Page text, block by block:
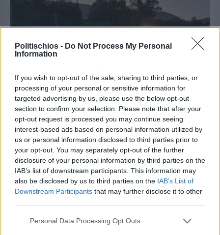
Politischios - Do Not Process My Personal
Information
If you wish to opt-out of the sale, sharing to third parties, or
processing of your personal or sensitive information for
targeted advertising by us, please use the below opt-out
section to confirm your selection. Please note that after your
opt-out request is processed you may continue seeing
interest-based ads based on personal information utilized by
us or personal information disclosed to third parties prior to
your opt-out. You may separately opt-out of the further
disclosure of your personal information by third parties on the
IAB’s list of downstream participants. This information may
also be disclosed by us to third parties on the IAB’s List of
Downstream Participants that may further disclose it to other
Personal Data Processing Opt Outs
Πριν 3 ημέρες
70 χρόνια ιστορίας και συγκίνησης για το
Ανδρεάδειο Γυμνάσιο Βροντάδου